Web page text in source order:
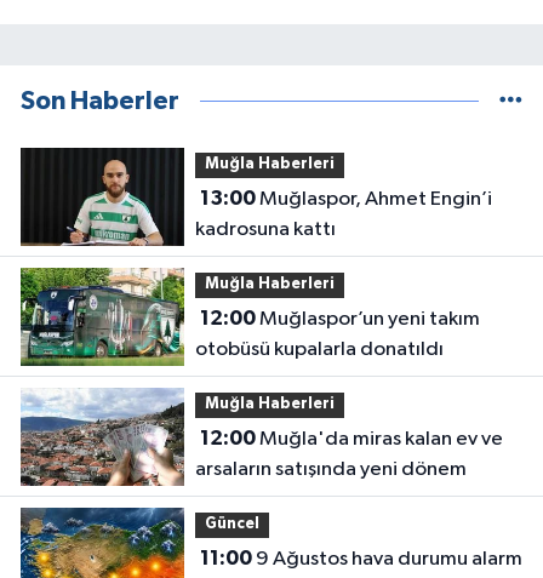
Son Haberler
Muğla Haberleri
13:00Muğlaspor, Ahmet Engin’i
kadrosuna kattı
Muğla Haberleri
12:00Muğlaspor’un yeni takım
otobüsü kupalarla donatıldı
Muğla Haberleri
12:00Muğla'da miras kalan ev ve
arsaların satışında yeni dönem
Güncel
11:009 Ağustos hava durumu alarm